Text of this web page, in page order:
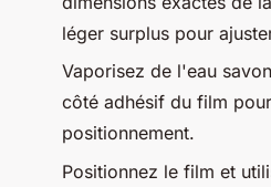
léger surplus pour
Vaporisez de l'eau
côté adhésif du film
positionnement.
Positionnez le film et